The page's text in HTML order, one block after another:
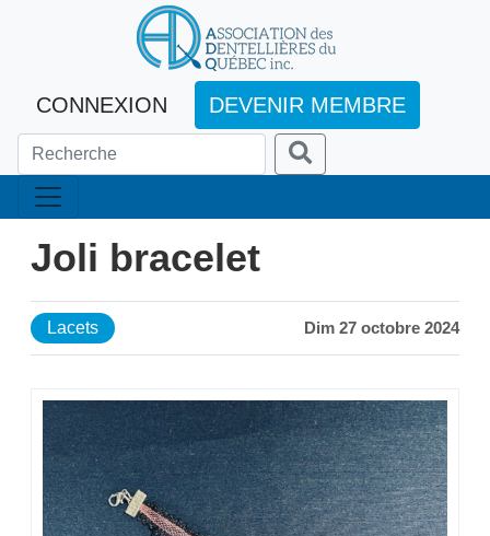
CONNEXION DEVENIR MEMBRE
Joli bracelet
Lacets Dim 27 octobre 2024